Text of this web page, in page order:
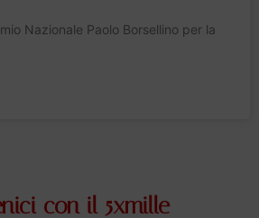
Nazionale Paolo Borsellino per la
con il 5xmille